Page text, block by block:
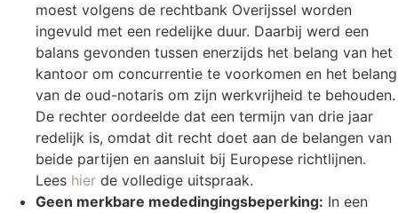
moest volgens de rechtbank Overijssel worden
ingevuld met een redelijke duur. Daarbij werd een
balans gevonden tussen enerzijds het belang van het
kantoor om concurrentie te voorkomen en het belang
van de oud-notaris om zijn werkvrijheid te behouden.
De rechter oordeelde dat een termijn van drie jaar
redelijk is, omdat dit recht doet aan de belangen van
beide partijen en aansluit bij Europese richtlijnen.
Lees hier de volledige uitspraak.
Geen merkbare mededingingsbeperking: In een